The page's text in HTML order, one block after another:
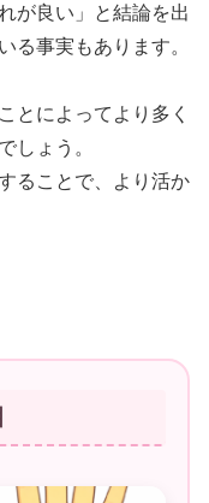
が良い」と結論を出
る事実もあります。
とによってより多く
しょう。
ることで、より活か